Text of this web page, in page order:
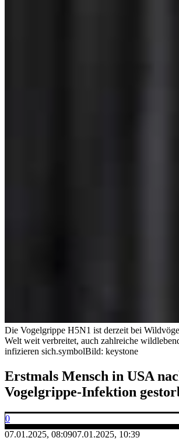
Die Vogelgrippe H5N1 ist derzeit bei
Welt weit verbreitet, auch zahlreiche
infizieren sich.symbolBild: keystone
Erstmals Mensch in USA
Vogelgrippe-Infektion
0
07.01.2025, 08:0907.01.2025, 10:39